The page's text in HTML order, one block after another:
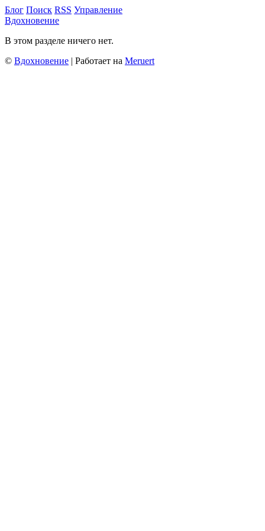
Блог Поиск RSS Управление
Вдохновение
В этом разделе ничего нет.
© Вдохновение | Работает на Meruert